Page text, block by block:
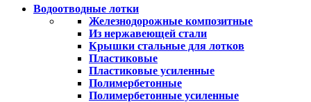
Водоотводные лотки
Железнодорожные композитные
Из нержавеющей стали
Крышки стальные для лотков
Пластиковые
Пластиковые усиленные
Полимербетонные
Полимербетонные усиленные